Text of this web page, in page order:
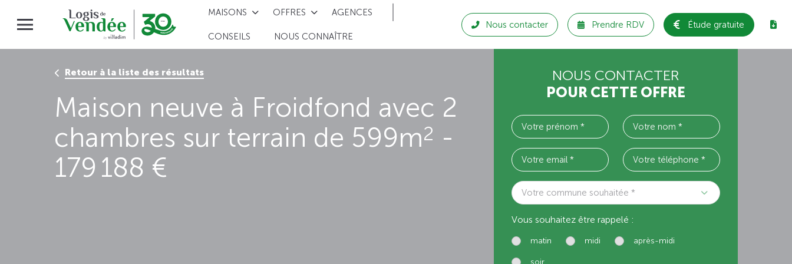
MAISONS OFFRES AGENCES
CONSEILS NOUS CONNAÎTRE
Nous contacter Prendre RDV Étude gratuite
Retour à la liste des résultats
Maison neuve à Froidfond avec 2
chambres sur terrain de 599m2 -
179 188 €
NOUS CONTACTER
POUR CETTE OFFRE
Votre commune souhaitée *
Vous souhaitez être rappelé :
matin midi après-midi